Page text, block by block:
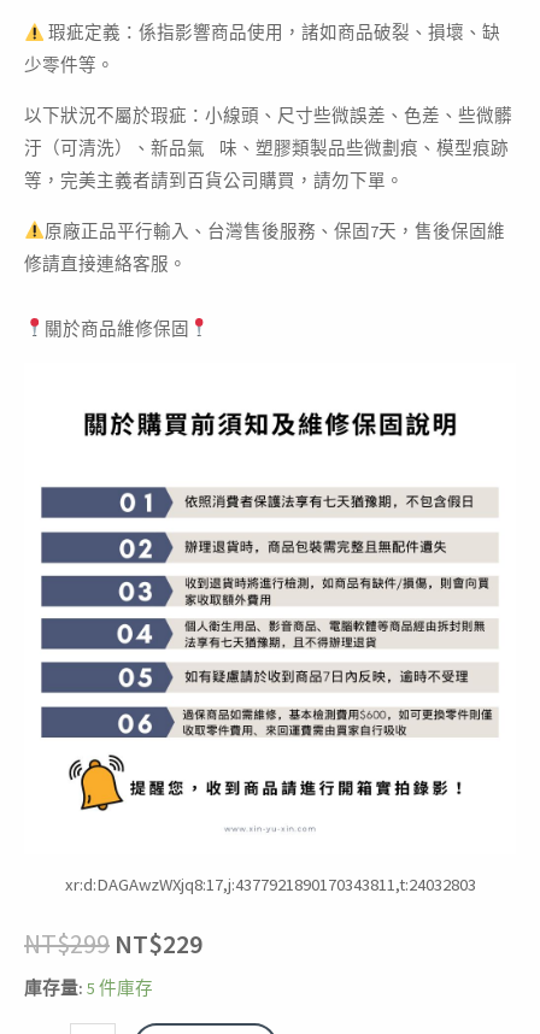
瑕疵定義：係指影響商品使用，諸如商品破裂、損壞、缺
少零件等。
以下狀況不屬於瑕疵：小線頭、尺寸些微誤差、色差、些微髒
汙（可清洗）、新品氣 味、塑膠類製品些微劃痕、模型痕跡
等，完美主義者請到百貨公司購買，請勿下單。
原廠正品平行輸入、台灣售後服務、保固7天，售後保固維
修請直接連絡客服。
關於商品維修保固
xr:d:DAGAwzWXjq8:17,j:4377921890170343811,t:24032803
NT$299 NT$229
庫存量: 5 件庫存